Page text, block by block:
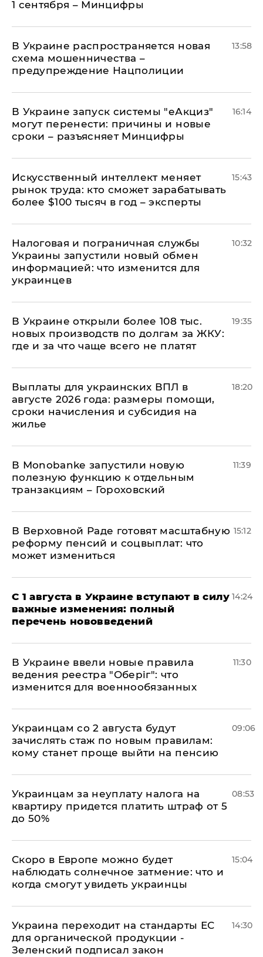
1 сентября – Минцифры
В Украине распространяется новая
схема мошенничества –
предупреждение Нацполиции
13:58
В Украине запуск системы "еАкциз"
могут перенести: причины и новые
сроки – разъясняет Минцифры
16:14
Искусственный интеллект меняет
рынок труда: кто сможет зарабатывать
более $100 тысяч в год – эксперты
15:43
Налоговая и пограничная службы
Украины запустили новый обмен
информацией: что изменится для
украинцев
10:32
В Украине открыли более 108 тыс.
новых производств по долгам за ЖКУ:
где и за что чаще всего не платят
19:35
Выплаты для украинских ВПЛ в
августе 2026 года: размеры помощи,
сроки начисления и субсидия на
жилье
18:20
В Мonobankе запустили новую
полезную функцию к отдельным
транзакциям – Гороховский
11:39
В Верховной Раде готовят масштабную
реформу пенсий и соцвыплат: что
может измениться
15:12
С 1 августа в Украине вступают в силу
важные изменения: полный
перечень нововведений
14:24
В Украине ввели новые правила
ведения реестра "Оберіг": что
изменится для военнообязанных
11:30
Украинцам со 2 августа будут
зачислять стаж по новым правилам:
кому станет проще выйти на пенсию
09:06
Украинцам за неуплату налога на
квартиру придется платить штраф от 5
до 50%
08:53
Скоро в Европе можно будет
наблюдать солнечное затмение: что и
когда смогут увидеть украинцы
15:04
Украина переходит на стандарты ЕС
для органической продукции -
Зеленский подписал закон
14:30